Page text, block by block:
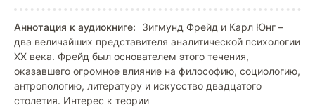
Аннотация к аудиокниге:
Зигмунд Фрейд и Карл Юнг –
два величайших представителя аналитической психологии
XX века. Фрейд был основателем этого течения,
оказавшего огромное влияние на философию, социологию,
антропологию, литературу и искусство двадцатого
столетия. Интерес к теории